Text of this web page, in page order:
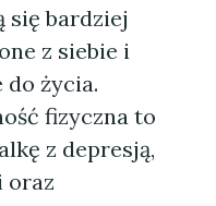
się bardziej
z siebie i
życia.
fizyczna to
z depresją,
oraz